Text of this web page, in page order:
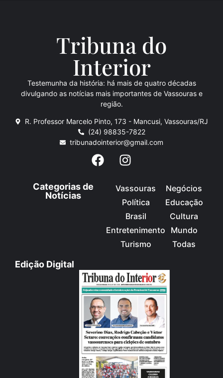
Tribuna do
Interior
Testemunha da história: há mais de quatro décadas
divulgando as notícias mais importantes de Vassouras e
região.
R. Professor Marcelo Pinto, 173 - Mancusi, Vassouras/RJ
(24) 98835-7822
tribunadointerior@gmail.com
Categorias de
Notícias
Vassouras
Política
Brasil
Entretenimento
Turismo
Negócios
Educação
Cultura
Mundo
Todas
Edição Digital